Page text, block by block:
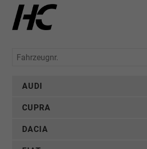
Fahrzeugnr.
AUDI
CUPRA
DACIA